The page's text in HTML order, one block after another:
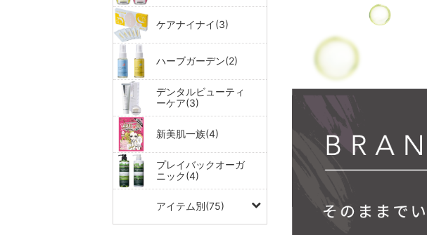
ケアナイナイ(3)
ハーブガーデン(2)
デンタルビューティ
ーケア(3)
新美肌一族(4)
プレイバックオーガ
ニック(4)
アイテム別(75)